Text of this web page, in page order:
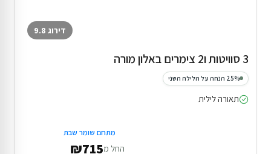
דירוג 9.8
3 סוויטות ו2 צימרים באלון מורה
25% הנחה על הלילה השני
תאורה לילית
מתחם שומר שבת
החל מ₪715